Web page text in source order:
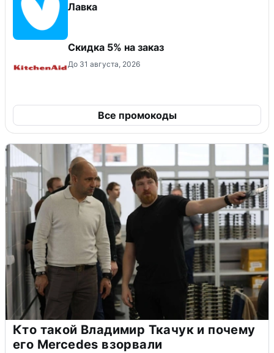
Лавка
Скидка 5% на заказ
До 31 августа, 2026
Все промокоды
Кто такой Владимир Ткачук и почему
его Mercedes взорвали